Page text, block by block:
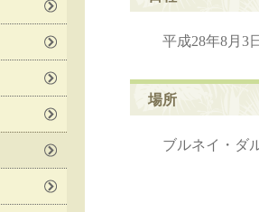
平成28年8月3
場所
ブルネイ・